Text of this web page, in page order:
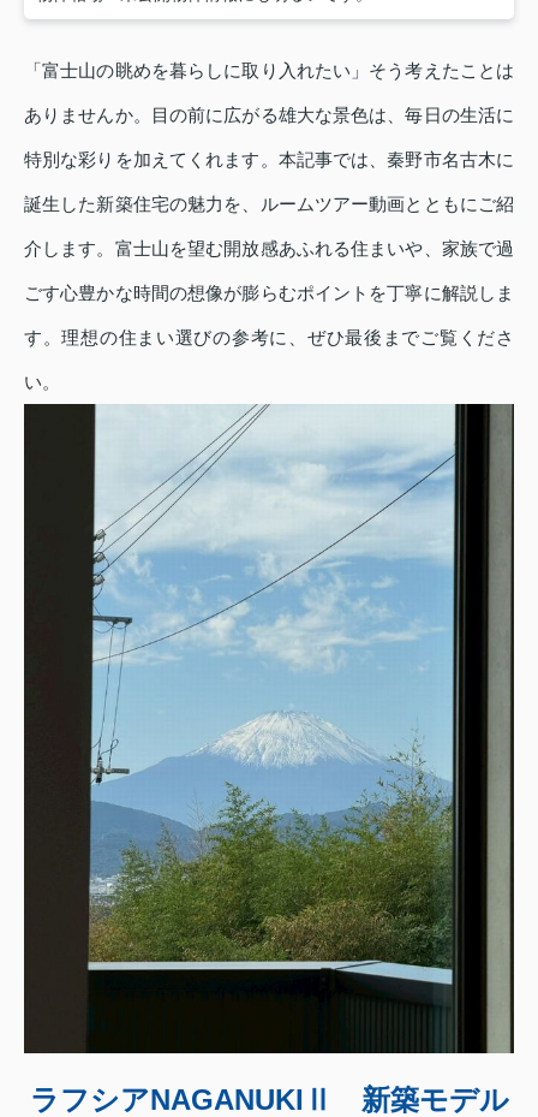
「富士山の眺めを暮らしに取り入れたい」そう考えたことは
ありませんか。目の前に広がる雄大な景色は、毎日の生活に
特別な彩りを加えてくれます。本記事では、秦野市名古木に
誕生した新築住宅の魅力を、ルームツアー動画とともにご紹
介します。富士山を望む開放感あふれる住まいや、家族で過
ごす心豊かな時間の想像が膨らむポイントを丁寧に解説しま
す。理想の住まい選びの参考に、ぜひ最後までご覧くださ
い。
ラフシアNAGANUKIⅡ 新築モデル